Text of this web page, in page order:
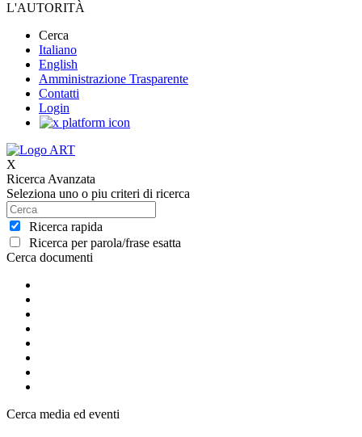
L'AUTORITÀ
Cerca
Italiano
English
Amministrazione Trasparente
Contatti
Login
X
Ricerca Avanzata
Seleziona uno o piu criteri di ricerca
Ricerca rapida
Ricerca per parola/frase esatta
Cerca documenti
Cerca media ed eventi